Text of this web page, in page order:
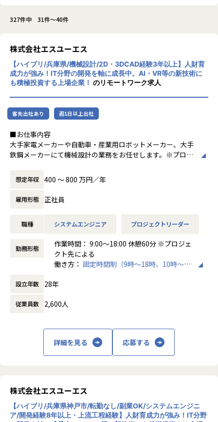
327件中 31件～40件
株式会社エスユーエス
【ハイブリ/兵庫県/機械設計/2D・3DCAD経験3年以上】人財育
成力が強み！IT分野の開発を軸に成長中。AI・VR等の新技術に
も積極投資する上場企業！ のリモートワーク求人
客先出社あり 週1日以上出社
■お仕事内容
大手家電メーカーや自動車・産業用ロボットメーカー、大手
鉄鋼メーカーにて機械設計の業務をお任せします。※プロジ
【機械設計のプロジェクト・製品群】
●プロジェクト（例）
L自動車エンジンやロボットの機械設計業務
L最先端エネルギープラントの設備設計
●製品群（例）
L航空機・船舶用エンジン
L樹脂金型設計、解析
L AutoCAD
L CATIA など
20代～30代のメンバーを中心に活躍中！
とんど。
想定年収 400 〜 800 万円／年
雇用形態 正社員
職種 システムエンジニア プロジェクトリーダー
勤務形態
作業時間： 9:00～18:00 休憩60分 ※プロジェ
クト先による
働き方： 固定時間制（9時～18時、10時～19
時間外労働の有無： 有（月平均10時間）
設立年数 28年
従業員数 2,600人
詳細を見る 応募する
株式会社エスユーエス
【ハイブリ/兵庫県神戸市/転勤なし/副業OK/システムエンジニ
ア/開発経験8年以上・上流工程経験】人財育成力が強み！IT分野